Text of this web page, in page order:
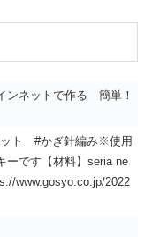
ンネットで作る 簡単！
ト #かぎ針編み※使用
ーです【材料】seria ne
www.gosyo.co.jp/2022